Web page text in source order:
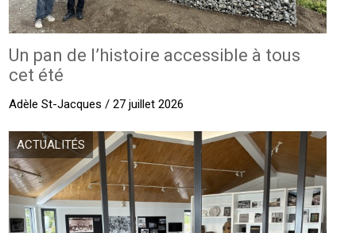
Un pan de l’histoire accessible à tous
cet été
Adèle St-Jacques / 27 juillet 2026
ACTUALITÉS